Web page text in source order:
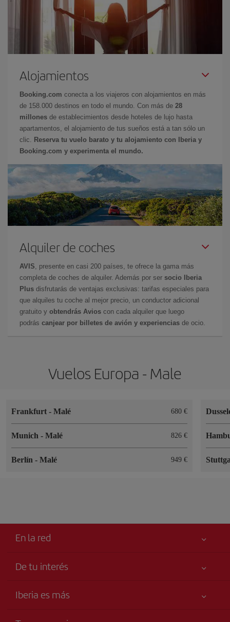
Alojamientos
Booking.com conecta a los viajeros con alojamientos en más
de 158.000 destinos en todo el mundo. Con más de 28
millones de establecimientos desde hoteles de lujo hasta
apartamentos, el alojamiento de tus sueños está a tan sólo un
clic.
Reserva tu vuelo barato y tu alojamiento con Iberia y
Booking.com y experimenta el mundo.
Alquiler de coches
AVIS , presente en casi 200 países, te ofrece la gama más
completa de coches de alquiler. Además por ser socio Iberia
Plus disfrutarás de ventajas exclusivas: tarifas especiales para
que alquiles tu coche al mejor precio, un conductor adicional
gratuito y obtendrás Avios con cada alquiler que luego
podrás canjear por billetes de avión y experiencias de ocio.
Vuelos Europa - Male
Frankfurt - Malé 680 €
Munich - Malé 826 €
Berlín - Malé 949 €
En la red
De tu interés
Accesibilidad
Iberia es más